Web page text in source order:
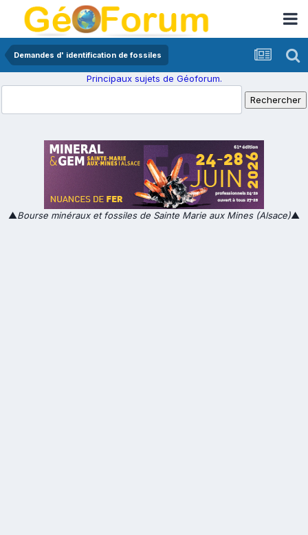
Demandes d' identification de fossiles
Principaux sujets de Géoforum.
▲Bourse minéraux et fossiles de Sainte Marie aux Mines (Alsace)▲